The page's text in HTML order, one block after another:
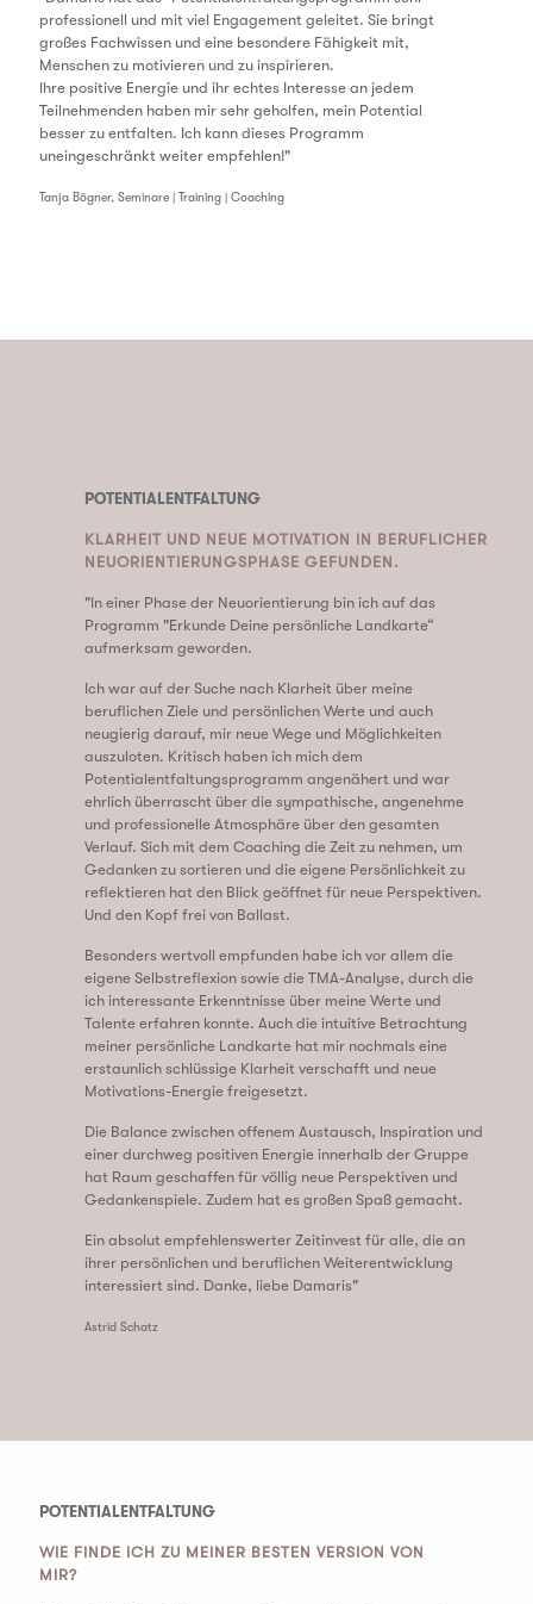
professionell und mit viel Engagement geleitet. Sie bringt
großes Fachwissen und eine besondere Fähigkeit mit,
Menschen zu motivieren und zu inspirieren.
Ihre positive Energie und ihr echtes Interesse an jedem
Teilnehmenden haben mir sehr geholfen, mein Potential
besser zu entfalten. Ich kann dieses Programm
uneingeschränkt weiter empfehlen!"
Tanja Bögner, Seminare | Training | Coaching
POTENTIALENTFALTUNG
KLARHEIT UND NEUE MOTIVATION IN BERUFLICHER
NEUORIENTIERUNGSPHASE GEFUNDEN.
"In einer Phase der Neuorientierung bin ich auf das
Programm "Erkunde Deine persönliche Landkarte“
aufmerksam geworden.
Ich war auf der Suche nach Klarheit über meine
beruflichen Ziele und persönlichen Werte und auch
neugierig darauf, mir neue Wege und Möglichkeiten
auszuloten. Kritisch haben ich mich dem
Potentialentfaltungsprogramm angenähert und war
ehrlich überrascht über die sympathische, angenehme
und professionelle Atmosphäre über den gesamten
Verlauf. Sich mit dem Coaching die Zeit zu nehmen, um
Gedanken zu sortieren und die eigene Persönlichkeit zu
reflektieren hat den Blick geöffnet für neue Perspektiven.
Und den Kopf frei von Ballast.
Besonders wertvoll empfunden habe ich vor allem die
eigene Selbstreflexion sowie die TMA-Analyse, durch die
ich interessante Erkenntnisse über meine Werte und
Talente erfahren konnte. Auch die intuitive Betrachtung
meiner persönliche Landkarte hat mir nochmals eine
erstaunlich schlüssige Klarheit verschafft und neue
Motivations-Energie freigesetzt.
Die Balance zwischen offenem Austausch, Inspiration und
einer durchweg positiven Energie innerhalb der Gruppe
hat Raum geschaffen für völlig neue Perspektiven und
Gedankenspiele. Zudem hat es großen Spaß gemacht.
Ein absolut empfehlenswerter Zeitinvest für alle, die an
ihrer persönlichen und beruflichen Weiterentwicklung
interessiert sind. Danke, liebe Damaris"
Astrid Schatz
POTENTIALENTFALTUNG
WIE FINDE ICH ZU MEINER BESTEN VERSION VON
MIR?